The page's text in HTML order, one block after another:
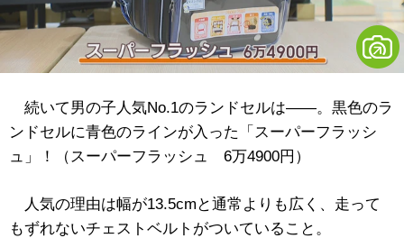
続いて男の子人気No.1のランドセルは――。黒色のラ
ンドセルに青色のラインが入った「スーパーフラッシ
ュ」！（スーパーフラッシュ 6万4900円）
人気の理由は幅が13.5cmと通常よりも広く、走って
もずれないチェストベルトがついていること。